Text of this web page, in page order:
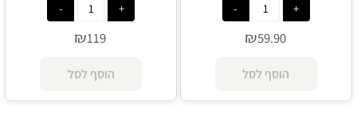
₪59.90
הוסף לסל
₪119
הוסף לסל